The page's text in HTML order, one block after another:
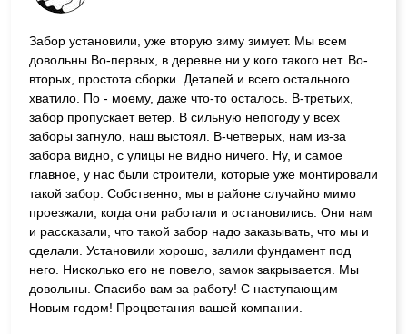
Забор установили, уже вторую зиму зимует. Мы всем
довольны Во-первых, в деревне ни у кого такого нет. Во-
вторых, простота сборки. Деталей и всего остального
хватило. По - моему, даже что-то осталось. В-третьих,
забор пропускает ветер. В сильную непогоду у всех
заборы загнуло, наш выстоял. В-четверых, нам из-за
забора видно, с улицы не видно ничего. Ну, и самое
главное, у нас были строители, которые уже монтировали
такой забор. Собственно, мы в районе случайно мимо
проезжали, когда они работали и остановились. Они нам
и рассказали, что такой забор надо заказывать, что мы и
сделали. Установили хорошо, залили фундамент под
него. Нисколько его не повело, замок закрывается. Мы
довольны. Спасибо вам за работу! С наступающим
Новым годом! Процветания вашей компании.